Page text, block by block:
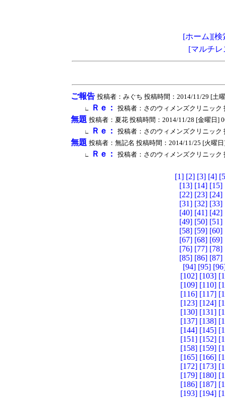
[ホーム][検
[マルチ
ご報告 投稿者：みぐち 投稿時間：2014/11/29 [土
∟ Ｒｅ： 投稿者：さのウィメンズクリニック
無題 投稿者：夏花 投稿時間：2014/11/28 [金曜日]
∟ Ｒｅ： 投稿者：さのウィメンズクリニック
無題 投稿者：無記名 投稿時間：2014/11/25 [火曜
∟ Ｒｅ： 投稿者：さのウィメンズクリニック
[1] [2] [3] [4]
[13] [14] [15]
[22] [23] [24]
[31] [32] [33]
[40] [41] [42]
[49] [50] [51]
[58] [59] [60]
[67] [68] [69]
[76] [77] [78]
[85] [86] [87]
[94] [95]
[102] [103]
[109] [110]
[116] [117]
[123] [124]
[130] [131]
[137] [138]
[144] [145]
[151] [152]
[158] [159]
[165] [166]
[172] [173]
[179] [180]
[186] [187]
[193] [194]